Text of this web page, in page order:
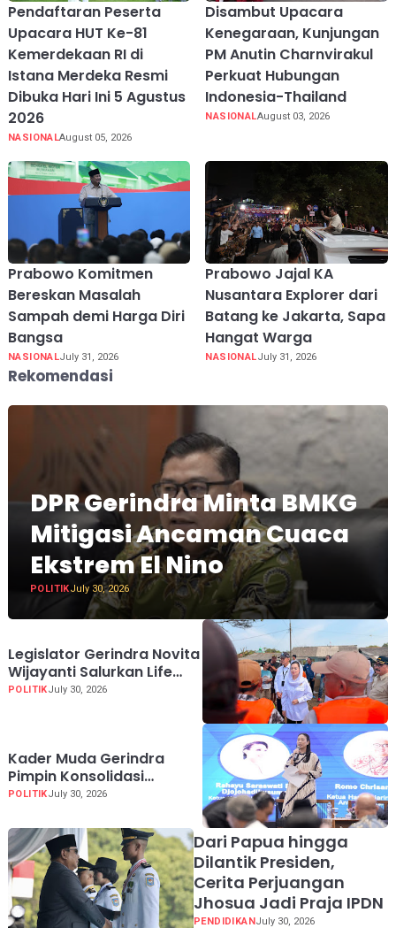
Pendaftaran Peserta
Upacara HUT Ke-81
Kemerdekaan RI di
Istana Merdeka Resmi
Dibuka Hari Ini 5 Agustus
2026
NASIONALAugust 05, 2026
Disambut Upacara
Kenegaraan, Kunjungan
PM Anutin Charnvirakul
Perkuat Hubungan
Indonesia-Thailand
NASIONALAugust 03, 2026
Prabowo Komitmen
Bereskan Masalah
Sampah demi Harga Diri
Bangsa
NASIONALJuly 31, 2026
Prabowo Jajal KA
Nusantara Explorer dari
Batang ke Jakarta, Sapa
Hangat Warga
NASIONALJuly 31, 2026
Rekomendasi
DPR Gerindra Minta BMKG
Mitigasi Ancaman Cuaca
Ekstrem El Nino
POLITIKJuly 30, 2026
Legislator Gerindra Novita
Wijayanti Salurkan Life
Jacket untuk Nelayan
POLITIKJuly 30, 2026
Kader Muda Gerindra
Pimpin Konsolidasi
Nasional, JarNas APO
terhadap Modus Baru
Perdagangan Orang
POLITIKJuly 30, 2026
Dari Papua hingga
Dilantik Presiden,
Cerita Perjuangan
Jhosua Jadi Praja IPDN
PENDIDIKANJuly 30, 2026